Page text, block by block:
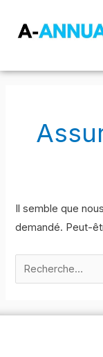
Il semble que
demandé. Peut-